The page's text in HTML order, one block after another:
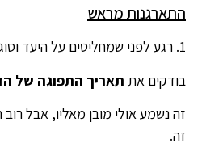
התארגנות מראש
1. רגע לפני שמחליטים על היעד וסוגרים תאריך,
בודקים את תאריך התפוגה של
זה נשמע אולי מובן מאליו, אבל
זה.